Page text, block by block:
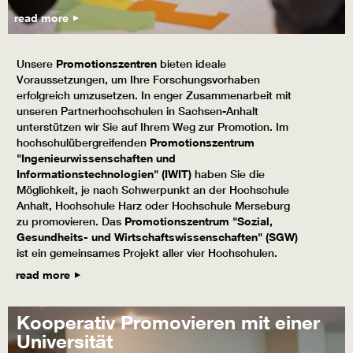
read more
Unsere Promotionszentren bieten ideale
Voraussetzungen, um Ihre Forschungsvorhaben
erfolgreich umzusetzen. In enger Zusammenarbeit mit
unseren Partnerhochschulen in Sachsen-Anhalt
unterstützen wir Sie auf Ihrem Weg zur Promotion. Im
hochschulübergreifenden Promotionszentrum
"Ingenieurwissenschaften und
Informationstechnologien" (IWIT) haben Sie die
Möglichkeit, je nach Schwerpunkt an der Hochschule
Anhalt, Hochschule Harz oder Hochschule Merseburg
zu promovieren. Das Promotionszentrum "Sozial,
Gesundheits- und Wirtschaftswissenschaften" (SGW)
ist ein gemeinsames Projekt aller vier Hochschulen.
read more
Kooperativ Promovieren mit einer
Universität